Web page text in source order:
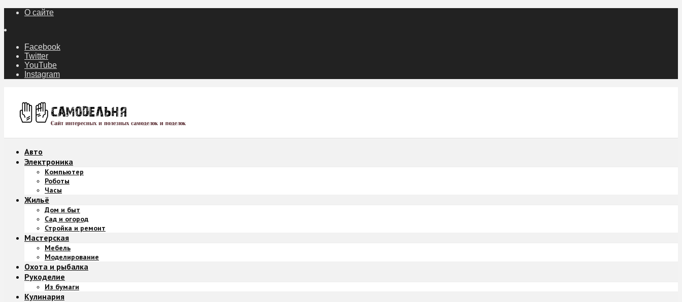
О сайте
Facebook
Twitter
YouTube
Instagram
Авто
Электроника
Компьютер
Роботы
Часы
Жильё
Дом и быт
Сад и огород
Стройка и ремонт
Мастерская
Мебель
Моделирование
Охота и рыбалка
Рукоделие
Из бумаги
Кулинария